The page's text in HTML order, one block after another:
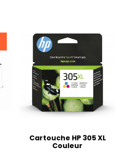
Cartouche HP 305 XL
Couleur